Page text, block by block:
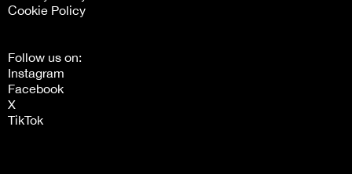
Cookie Policy
Follow us on:
Instagram
Facebook
X
TikTok